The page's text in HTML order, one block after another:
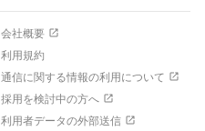
会社概要
利用規約
通信に関する情報の利用について
採用を検討中の方へ
利用者データの外部送信